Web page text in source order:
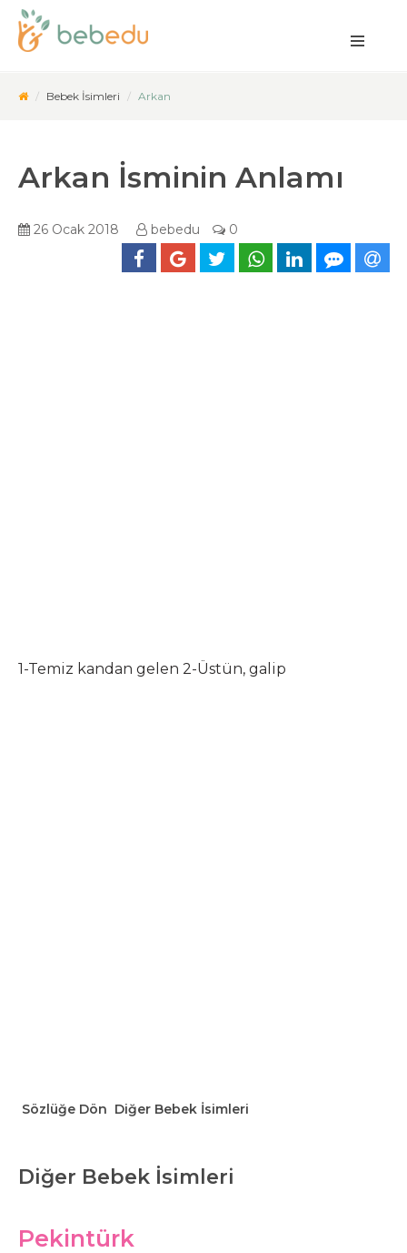
Bebek İsimleri Arkan
Arkan İsminin Anlamı
26 Ocak 2018 bebedu 0
1-Temiz kandan gelen 2-Üstün, galip
Sözlüğe Dön Diğer Bebek İsimleri
Diğer Bebek İsimleri
Pekintürk